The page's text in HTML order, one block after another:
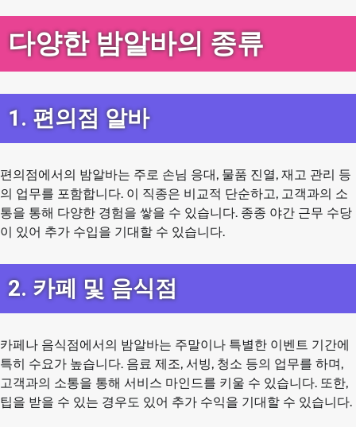
다양한 밤알바의 종류
1. 편의점 알바
편의점에서의 밤알바는 주로 손님 응대, 물품 진열, 재고 관리 등
의 업무를 포함합니다. 이 직종은 비교적 단순하고, 고객과의 소
통을 통해 다양한 경험을 쌓을 수 있습니다. 종종 야간 근무 수당
이 있어 추가 수입을 기대할 수 있습니다.
2. 카페 및 음식점
카페나 음식점에서의 밤알바는 주말이나 특별한 이벤트 기간에
특히 수요가 높습니다. 음료 제조, 서빙, 청소 등의 업무를 하며,
고객과의 소통을 통해 서비스 마인드를 키울 수 있습니다. 또한,
팁을 받을 수 있는 경우도 있어 추가 수익을 기대할 수 있습니다.